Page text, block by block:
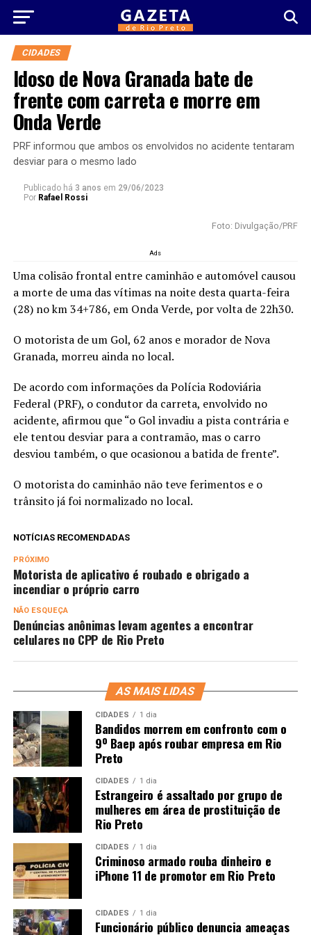
CIDADES
Idoso de Nova Granada bate de
frente com carreta e morre em
Onda Verde
PRF informou que ambos os envolvidos no acidente tentaram
desviar para o mesmo lado
Publicado há 3 anos em 29/06/2023
Por Rafael Rossi
Foto: Divulgação/PRF
Ads
Uma colisão frontal entre caminhão e automóvel causou
a morte de uma das vítimas na noite desta quarta-feira
(28) no km 34+786, em Onda Verde, por volta de 22h30.
O motorista de um Gol, 62 anos e morador de Nova
Granada, morreu ainda no local.
De acordo com informações da Polícia Rodoviária
Federal (PRF), o condutor da carreta, envolvido no
acidente, afirmou que “o Gol invadiu a pista contrária e
ele tentou desviar para a contramão, mas o carro
desviou também, o que ocasionou a batida de frente”.
O motorista do caminhão não teve ferimentos e o
trânsito já foi normalizado no local.
NOTÍCIAS RECOMENDADAS
PRÓXIMO
Motorista de aplicativo é roubado e obrigado a
incendiar o próprio carro
NÃO ESQUEÇA
Denúncias anônimas levam agentes a encontrar
celulares no CPP de Rio Preto
AS MAIS LIDAS
CIDADES 1 dia
Bandidos morrem em confronto com o
9º Baep após roubar empresa em Rio
Preto
CIDADES 1 dia
Estrangeiro é assaltado por grupo de
mulheres em área de prostituição de
Rio Preto
CIDADES 1 dia
Criminoso armado rouba dinheiro e
iPhone 11 de promotor em Rio Preto
CIDADES 1 dia
Funcionário público denuncia ameaças